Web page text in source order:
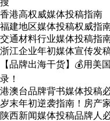
香港高权威媒体投稿指南
福建地区媒体投稿权威指
交通材料行业媒体投稿指
浙江企业年初媒体宣传发
【品牌出海干货】💰用美
录！
港澳台品牌背书媒体投稿
岁末年初逆袭指南！房产
陕西新闻媒体投稿品牌人